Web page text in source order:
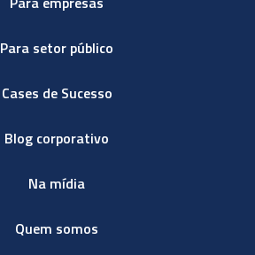
Para setor público
Cases de Sucesso
Blog corporativo
Na mídia
Quem somos